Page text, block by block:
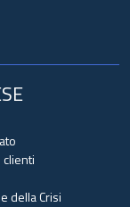
clienti
della Crisi